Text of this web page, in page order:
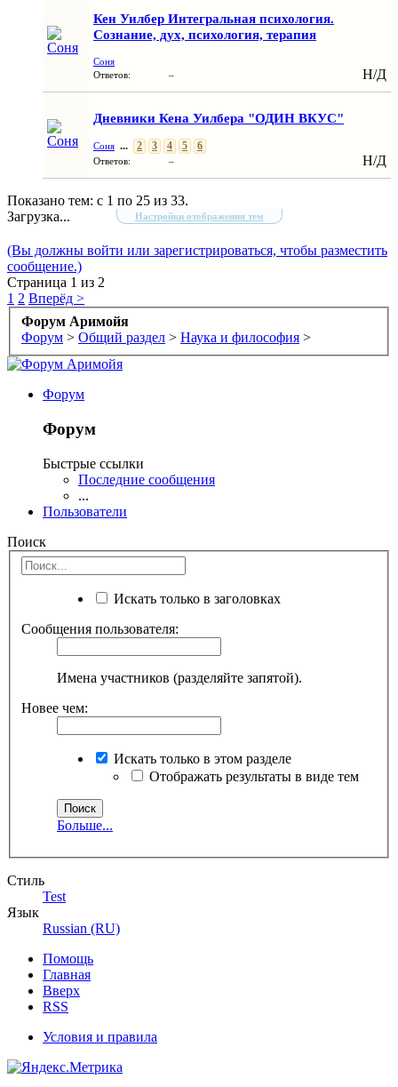
Кен Уилбер Интегральная психология.
Сознание, дух, психология, терапия
Соня
Ответов:
– Н/Д
Дневники Кена Уилбера "ОДИН ВКУС"
Соня ... 2 3 4 5 6
Ответов: – Н/Д
Показано тем: с 1 по 25 из 33.
Настройки отображения тем
Загрузка...
(Вы должны войти или зарегистрироваться, чтобы разместить
сообщение.)
Страница 1 из 2
1 2 Вперёд >
Форум Аримойя
Форум > Общий раздел > Наука и философия >
Форум
Форум
Быстрые ссылки
Последние сообщения
...
Пользователи
Поиск
Искать только в заголовках
Сообщения пользователя:
Имена участников (разделяйте запятой).
Новее чем:
Искать только в этом разделе
Отображать результаты в виде тем
Больше...
Стиль
Test
Язык
Russian (RU)
Помощь
Главная
Вверх
RSS
Условия и правила